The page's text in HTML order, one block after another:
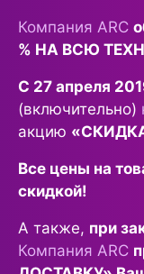
Компания ARC
% НА ВСЮ
С 27 апреля
(включительно)
акцию
Все цены на
скидкой!
А также, при
Компания ARC